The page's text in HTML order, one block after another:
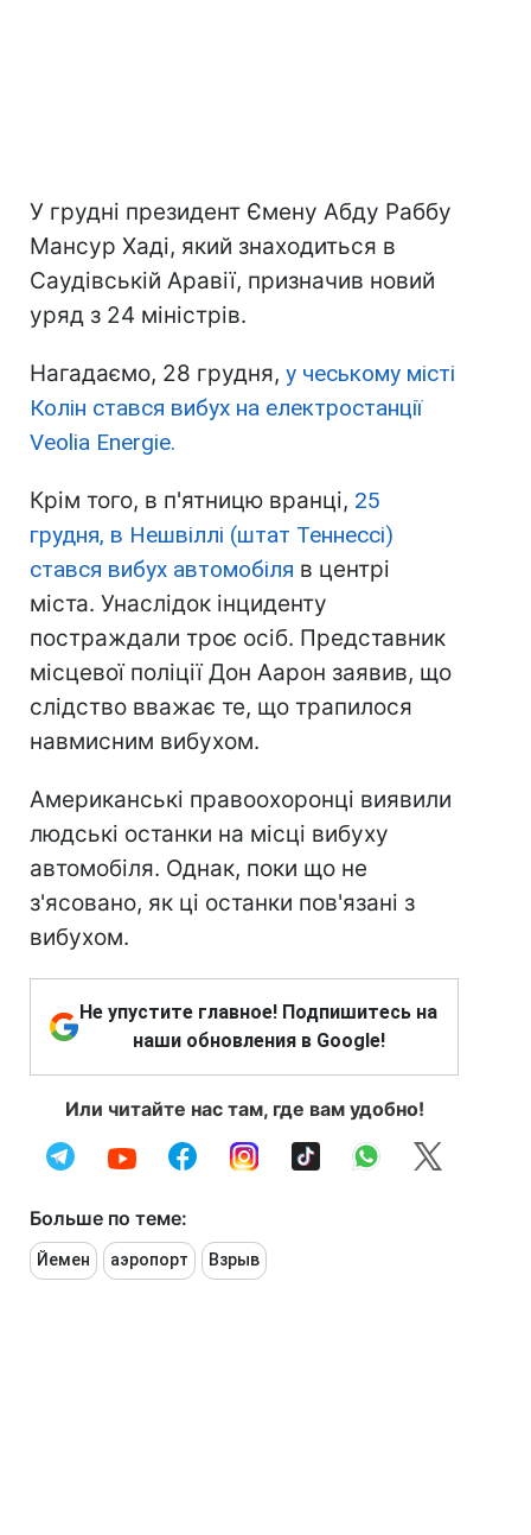
У грудні президент Ємену Абду Раббу
Мансур Хаді, який знаходиться в
Саудівській Аравії, призначив новий
уряд з 24 міністрів.
Нагадаємо, 28 грудня, у чеському місті
Колін стався вибух на електростанції
Veolia Energie.
Крім того, в п'ятницю вранці, 25
грудня, в Нешвіллі (штат Теннессі)
стався вибух автомобіля в центрі
міста. Унаслідок інциденту
постраждали троє осіб. Представник
місцевої поліції Дон Аарон заявив, що
слідство вважає те, що трапилося
навмисним вибухом.
Американські правоохоронці виявили
людські останки на місці вибуху
автомобіля. Однак, поки що не
з'ясовано, як ці останки пов'язані з
вибухом.
Не упустите главное! Подпишитесь на
наши обновления в Google!
Или читайте нас там, где вам удобно!
Больше по теме:
Йемен аэропорт Взрыв